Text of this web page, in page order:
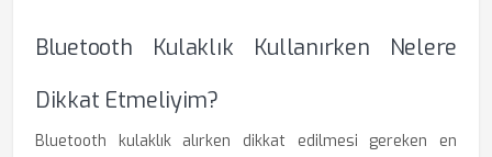
Bluetooth Kulaklık Kullanırken Nelere
Dikkat Etmeliyim?
Bluetooth kulaklık alırken dikkat edilmesi gereken en